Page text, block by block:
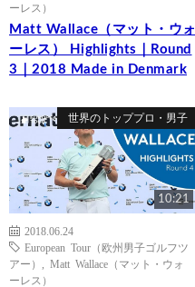
ーレス）
Matt Wallace（マット・ウォ
ーレス） Highlights｜Round
3｜2018 Made in Denmark
世界のトッププロ・男子
10:21
2018.06.24
European Tour（欧州男子ゴルフツ
アー）
Matt Wallace（マット・ウォ
ーレス）